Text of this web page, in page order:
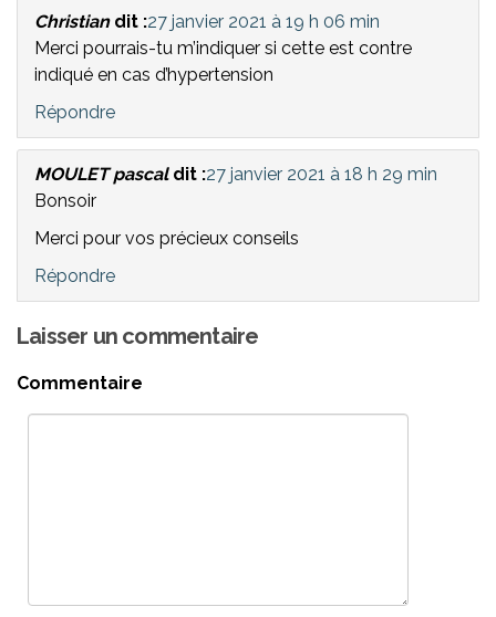
Christian dit :27 janvier 2021 à 19 h 06 min
Merci pourrais-tu m’indiquer si cette est contre
indiqué en cas d’hypertension
Répondre
MOULET pascal dit :27 janvier 2021 à 18 h 29 min
Bonsoir
Merci pour vos précieux conseils
Répondre
Laisser un commentaire
Commentaire